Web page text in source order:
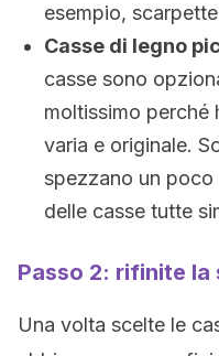
esempio,
Casse di legno
casse sono
moltissimo perché
varia e originale.
spezzano un
delle casse tutte
Passo 2: rifinite
Una volta scelte le